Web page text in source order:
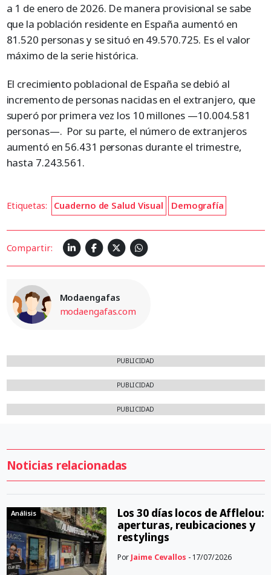
a 1 de enero de 2026. De manera provisional se sabe
que la población residente en España aumentó en
81.520 personas y se situó en 49.570.725. Es el valor
máximo de la serie histórica.
El crecimiento poblacional de España se debió al
incremento de personas nacidas en el extranjero, que
superó por primera vez los 10 millones —10.004.581
personas—. Por su parte, el número de extranjeros
aumentó en 56.431 personas durante el trimestre,
hasta 7.243.561.
Etiquetas: Cuaderno de Salud Visual Demografía
Compartir:
Modaengafas
modaengafas.com
PUBLICIDAD
PUBLICIDAD
PUBLICIDAD
Noticias relacionadas
Análisis
Los 30 días locos de Afflelou:
aperturas, reubicaciones y
restylings
Por Jaime Cevallos - 17/07/2026